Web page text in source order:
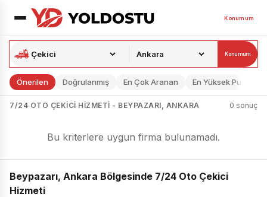
Konumum
Konumum
Önerilen Doğrulanmış En Çok Aranan En Yüksek Puan
7/24 OTO ÇEKICI HIZMETI - BEYPAZARI, ANKARA 0 sonuç
Bu kriterlere uygun firma bulunamadı.
Beypazarı, Ankara Bölgesinde 7/24 Oto Çekici
Hizmeti